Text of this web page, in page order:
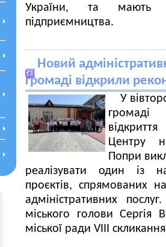
України, та мають
підприємництва.
Новий
громаді відкрили
У
громаді
Центру
Попри
реалізувати один із
проєктів, спрямованих
адміністративних
міського голови Сергія
міської ради VIII